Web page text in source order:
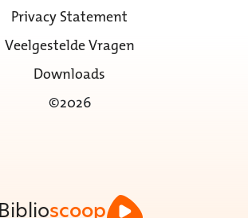
Privacy Statement
Veelgestelde Vragen
Downloads
©2026
Biblioscoop